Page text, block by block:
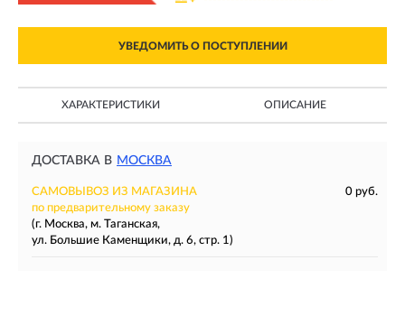
УВЕДОМИТЬ О ПОСТУПЛЕНИИ
ХАРАКТЕРИСТИКИ ОПИСАНИЕ
ДОСТАВКА В МОСКВА
САМОВЫВОЗ ИЗ МАГАЗИНА
0 руб.
по предварительному заказу
(г. Москва, м. Таганская,
ул. Большие Каменщики, д. 6, стр. 1)